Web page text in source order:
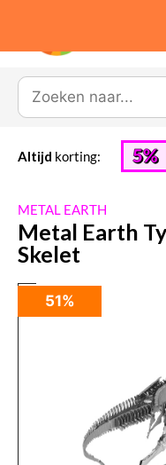
Altijd korting:
METAL EARTH
Metal Earth
Skelet
51%